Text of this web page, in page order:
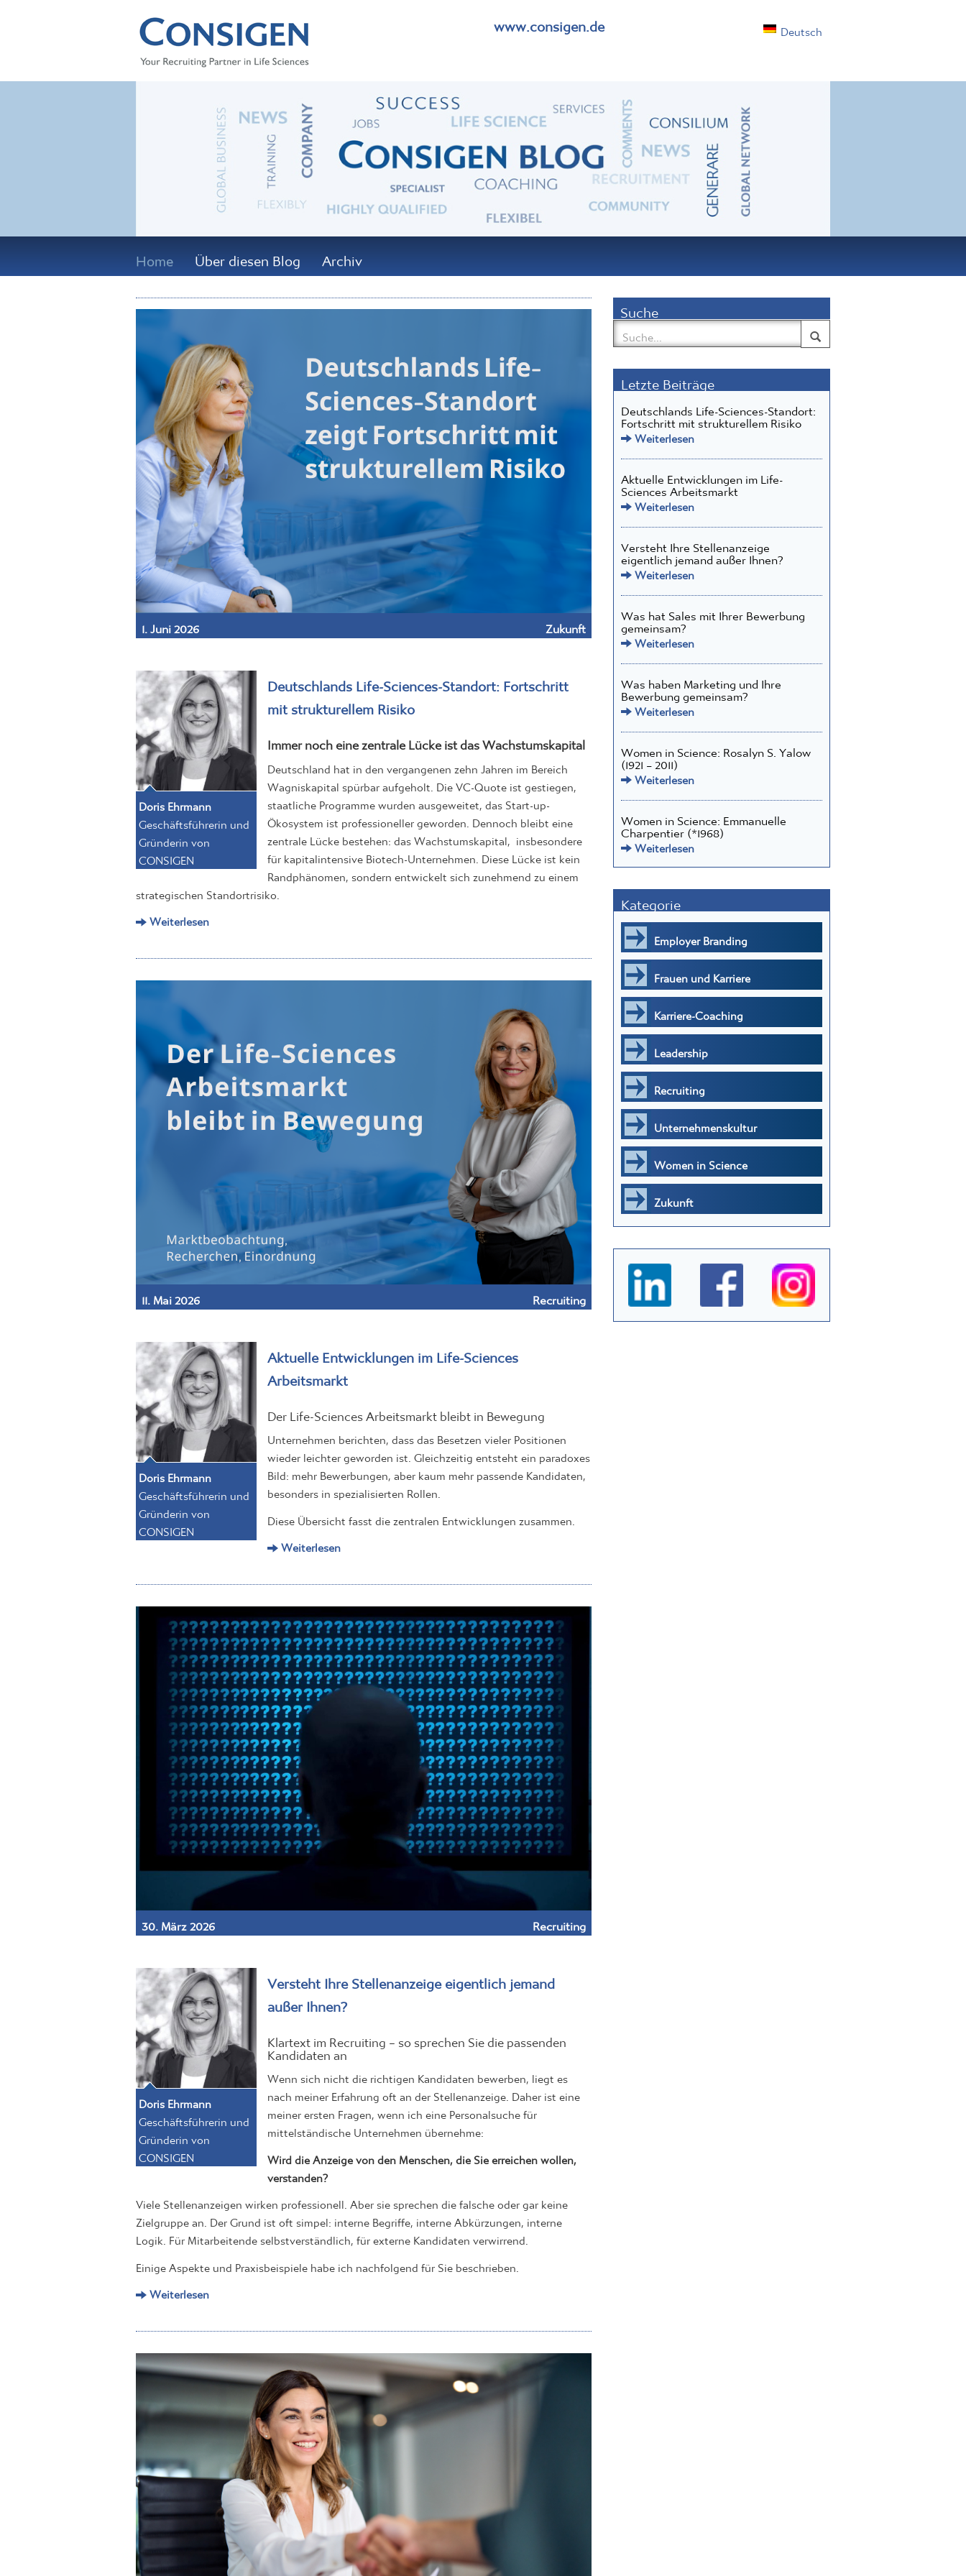
www.consigen.de Deutsch
Home Über diesen Blog Archiv
1. Juni 2026 Zukunft
Doris Ehrmann
Geschäftsführerin und
Gründerin von
CONSIGEN
Deutschlands Life-Sciences-Standort: Fortschritt
mit strukturellem Risiko
Immer noch eine zentrale Lücke ist das Wachstumskapital
Deutschland hat in den vergangenen zehn Jahren im Bereich
Wagniskapital spürbar aufgeholt. Die VC-Quote ist gestiegen,
staatliche Programme wurden ausgeweitet, das Start-up-
Ökosystem ist professioneller geworden. Dennoch bleibt eine
zentrale Lücke bestehen: das Wachstumskapital, insbesondere
für kapitalintensive Biotech-Unternehmen. Diese Lücke ist kein
Randphänomen, sondern entwickelt sich zunehmend zu einem
strategischen Standortrisiko.
Weiterlesen
11. Mai 2026 Recruiting
Doris Ehrmann
Geschäftsführerin und
Gründerin von
CONSIGEN
Aktuelle Entwicklungen im Life-Sciences
Arbeitsmarkt
Der Life-Sciences Arbeitsmarkt bleibt in Bewegung
Unternehmen berichten, dass das Besetzen vieler Positionen
wieder leichter geworden ist. Gleichzeitig entsteht ein paradoxes
Bild: mehr Bewerbungen, aber kaum mehr passende Kandidaten,
besonders in spezialisierten Rollen.
Diese Übersicht fasst die zentralen Entwicklungen zusammen.
Weiterlesen
30. März 2026 Recruiting
Doris Ehrmann
Geschäftsführerin und
Gründerin von
CONSIGEN
Versteht Ihre Stellenanzeige eigentlich jemand
außer Ihnen?
Klartext im Recruiting – so sprechen Sie die passenden
Kandidaten an
Wenn sich nicht die richtigen Kandidaten bewerben, liegt es
nach meiner Erfahrung oft an der Stellenanzeige. Daher ist eine
meiner ersten Fragen, wenn ich eine Personalsuche für
mittelständische Unternehmen übernehme:
Wird die Anzeige von den Menschen, die Sie erreichen wollen,
verstanden?
Viele Stellenanzeigen wirken professionell. Aber sie sprechen die falsche oder gar keine
Zielgruppe an. Der Grund ist oft simpel: interne Begriffe, interne Abkürzungen, interne
Logik. Für Mitarbeitende selbstverständlich, für externe Kandidaten verwirrend.
Einige Aspekte und Praxisbeispiele habe ich nachfolgend für Sie beschrieben.
Weiterlesen
Suche
Letzte Beiträge
Deutschlands Life-Sciences-Standort:
Fortschritt mit strukturellem Risiko
Weiterlesen
Aktuelle Entwicklungen im Life-
Sciences Arbeitsmarkt
Weiterlesen
Versteht Ihre Stellenanzeige
eigentlich jemand außer Ihnen?
Weiterlesen
Was hat Sales mit Ihrer Bewerbung
gemeinsam?
Weiterlesen
Was haben Marketing und Ihre
Bewerbung gemeinsam?
Weiterlesen
Women in Science: Rosalyn S. Yalow
(1921 – 2011)
Weiterlesen
Women in Science: Emmanuelle
Charpentier (*1968)
Weiterlesen
Kategorie
Employer Branding
Frauen und Karriere
Karriere-Coaching
Leadership
Recruiting
Unternehmenskultur
Women in Science
Zukunft